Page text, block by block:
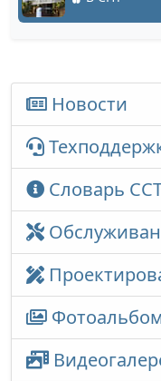
Новости
Словарь